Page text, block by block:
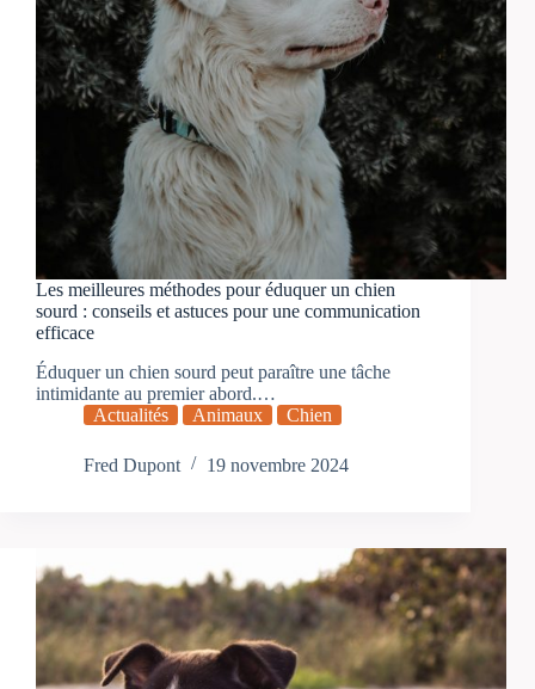
Les meilleures méthodes pour éduquer un chien
sourd : conseils et astuces pour une communication
efficace
Éduquer un chien sourd peut paraître une tâche
intimidante au premier abord.…
Actualités
Animaux Chien
Fred Dupont 19 novembre 2024